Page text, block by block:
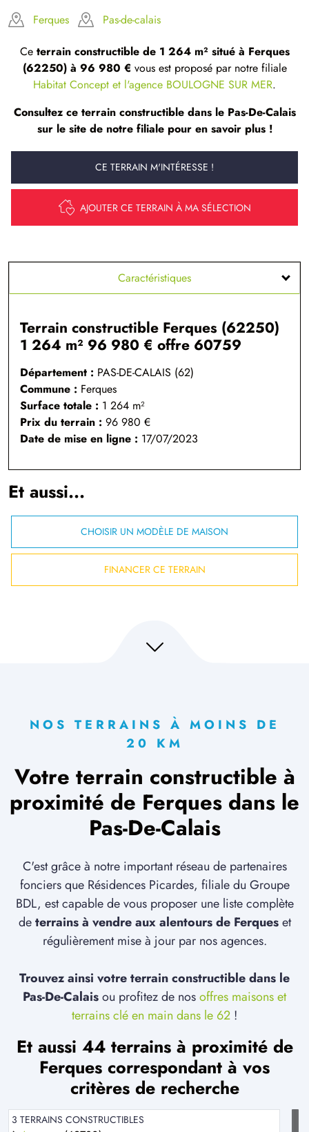
Ferques Pas-de-calais
Ce terrain constructible de 1 264 m² situé à Ferques
(62250) à 96 980 € vous est proposé par notre filiale
Habitat Concept et l'agence BOULOGNE SUR MER.
Consultez ce terrain constructible dans le Pas-De-Calais
sur le site de notre filiale pour en savoir plus !
CE TERRAIN M'INTÉRESSE !
AJOUTER CE TERRAIN À MA SÉLECTION
Caractéristiques
Terrain constructible Ferques (62250)
1 264 m² 96 980 € offre 60759
Département : PAS-DE-CALAIS (62)
Commune : Ferques
Surface totale : 1 264 m²
Prix du terrain : 96 980 €
Date de mise en ligne : 17/07/2023
Et aussi...
CHOISIR UN MODÈLE DE MAISON
FINANCER CE TERRAIN
NOS TERRAINS À MOINS DE
20 KM
Votre terrain constructible à
proximité de Ferques dans le
Pas-De-Calais
C'est grâce à notre important réseau de partenaires
fonciers que Résidences Picardes, filiale du Groupe
BDL, est capable de vous proposer une liste complète
deterrains à vendre aux alentours de Ferqueset
régulièrement mise à jour par nos agences.
Trouvez ainsi votre terrain constructible dans le
Pas-De-Calaisou profitez de nosoffres maisons et
terrains clé en main dans le 62 !
Et aussi 44 terrains à proximité de
Ferques correspondant à vos
critères de recherche
3 TERRAINS CONSTRUCTIBLES